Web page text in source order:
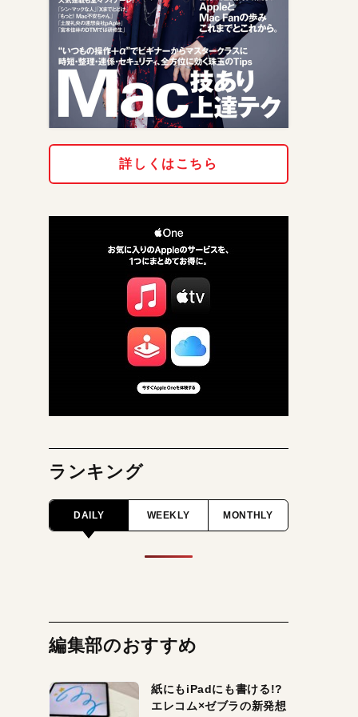
詳しくはこちら
ランキング
DAILY WEEKLY MONTHLY
編集部のおすすめ
紙にもiPadにも書ける!?
エレコム×ゼブラの新発想